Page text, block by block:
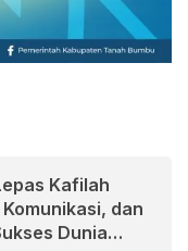
Kafilah
dan
Dunia